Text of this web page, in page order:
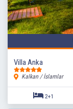
Villa Anka
Kalkan / İslamlar